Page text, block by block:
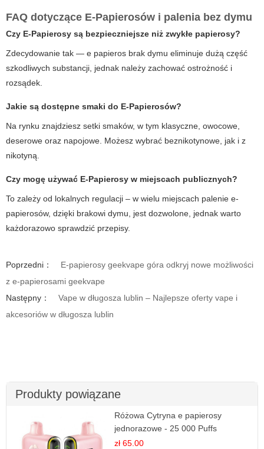
FAQ dotyczące E-Papierosów i palenia bez dymu
Czy E-Papierosy są bezpieczniejsze niż zwykłe papierosy?
Zdecydowanie tak — e papieros brak dymu eliminuje dużą część
szkodliwych substancji, jednak należy zachować ostrożność i
rozsądek.
Jakie są dostępne smaki do E-Papierosów?
Na rynku znajdziesz setki smaków, w tym klasyczne, owocowe,
deserowe oraz napojowe. Możesz wybrać beznikotynowe, jak i z
nikotyną.
Czy mogę używać E-Papierosy w miejscach publicznych?
To zależy od lokalnych regulacji – w wielu miejscach palenie e-
papierosów, dzięki brakowi dymu, jest dozwolone, jednak warto
każdorazowo sprawdzić przepisy.
Poprzedni：
E-papierosy geekvape góra odkryj nowe możliwości
z e-papierosami geekvape
Następny：
Vape w długosza lublin – Najlepsze oferty vape i
akcesoriów w długosza lublin
Produkty powiązane
Różowa Cytryna e papierosy
jednorazowe - 25 000 Puffs
zł 65.00